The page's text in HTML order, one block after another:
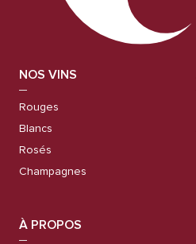
NOS VINS
Rouges
Blancs
Rosés
Champagnes
À PROPOS